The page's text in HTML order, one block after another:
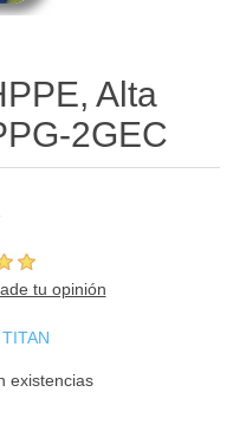
Alta
2GEC
tu opinión
TITAN
existencias